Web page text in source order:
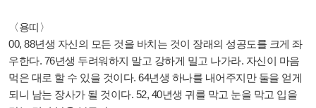
〈용띠〉
00, 88년생 자신의 모든 것을 바치는 것이 장래의 성공도를 크게 좌
우한다. 76년생 두려워하지 말고 강하게 밀고 나가라. 자신이 마음
먹은 대로 할 수 있을 것이다. 64년생 하나를 내어주지만 둘을 얻게
되니 남는 장사가 될 것이다. 52, 40년생 귀를 막고 눈을 막고 입을